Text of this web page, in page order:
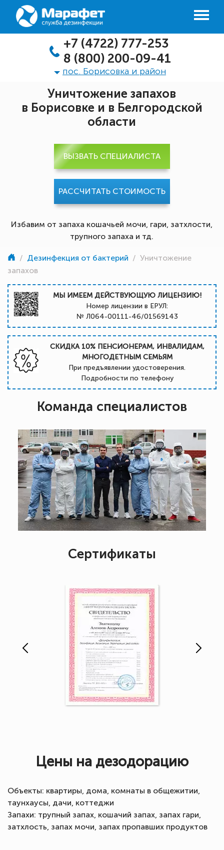
+7 (4722) 777-253
8 (800) 200-09-41
пос. Борисовка и район
Уничтожение запахов
в Борисовке и в Белгородской
области
Избавим от запаха кошачьей мочи, гари, затхлости,
трупного запаха и тд.
ВЫЗВАТЬ СПЕЦИАЛИСТА
РАССЧИТАТЬ СТОИМОСТЬ
/ Дезинфекция от бактерий / Уничтожение
запахов
МЫ ИМЕЕМ ДЕЙСТВУЮЩУЮ ЛИЦЕНЗИЮ!
Номер лицензии в ЕРУЛ:
№ Л064-00111-46/01569143
СКИДКА 10% ПЕНСИОНЕРАМ, ИНВАЛИДАМ,
МНОГОДЕТНЫМ СЕМЬЯМ
При предъявлении удостоверения.
Подробности по телефону
Команда специалистов
Сертификаты
Цены на дезодорацию
Объекты: квартиры, дома, комнаты в общежитии,
таунхаусы, дачи, коттеджи
Запахи: трупный запах, кошачий запах, запах гари,
затхлость, запах мочи, запах пропавших продуктов